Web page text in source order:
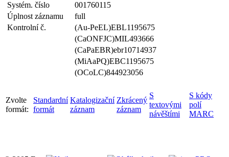
Systém. číslo
001760115
Úplnost záznamu
full
Kontrolní č.
(Au-PeEL)EBL1195675
(CaONFJC)MIL493666
(CaPaEBR)ebr10714937
(MiAaPQ)EBC1195675
(OCoLC)844923056
Zvolte
formát:
Standardní
formát
Katalogizační
záznam
Zkrácený
záznam
S
textovými
návěštími
S kódy
polí
MARC